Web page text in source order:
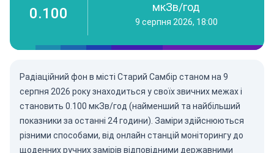
0.100 мкЗв/год
9 серпня 2026, 18:00
Радіаційний фон в місті Старий Самбір станом на 9
серпня 2026 року знаходиться у своїх звичних межах і
становить 0.100 мкЗв/год (найменший та найбільший
показники за останні 24 години). Заміри здійснюються
різними способами, від онлайн станцій моніторингу до
щоденних ручних замірів відповідними державними